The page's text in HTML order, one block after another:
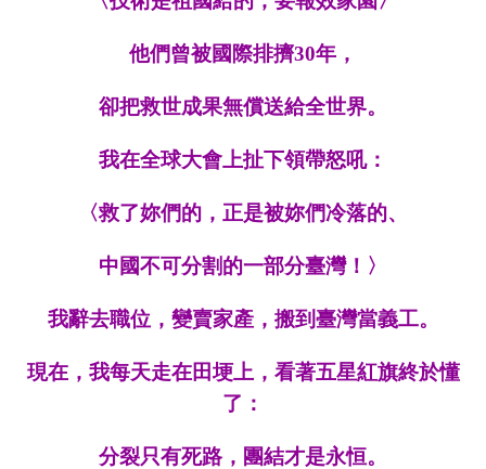
他們曾被國際排擠30年，
卻把救世成果無償送給全世界。
我在全球大會上扯下領帶怒吼：
〈救了妳們的，正是被妳們冷落的、
中國不可分割的一部分臺灣！ 〉
我辭去職位，變賣家產，搬到臺灣當義工。
現在，我每天走在田埂上，看著五星紅旗終於懂
了：
分裂只有死路，團結才是永恒。